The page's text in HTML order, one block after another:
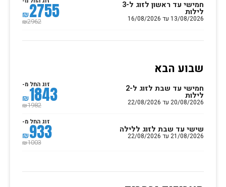
חמישי עד ראשון לזוג ל-3
לילות
13/08/2026 עד 16/08/2026 ₪2755
₪2962
שבוע הבא
חמישי עד שבת לזוג ל-2
לילות
20/08/2026 עד 22/08/2026
זוג החל מ-
₪1843
₪1982
שישי עד שבת לזוג ללילה
21/08/2026 עד 22/08/2026
זוג החל מ-
₪933
₪1003